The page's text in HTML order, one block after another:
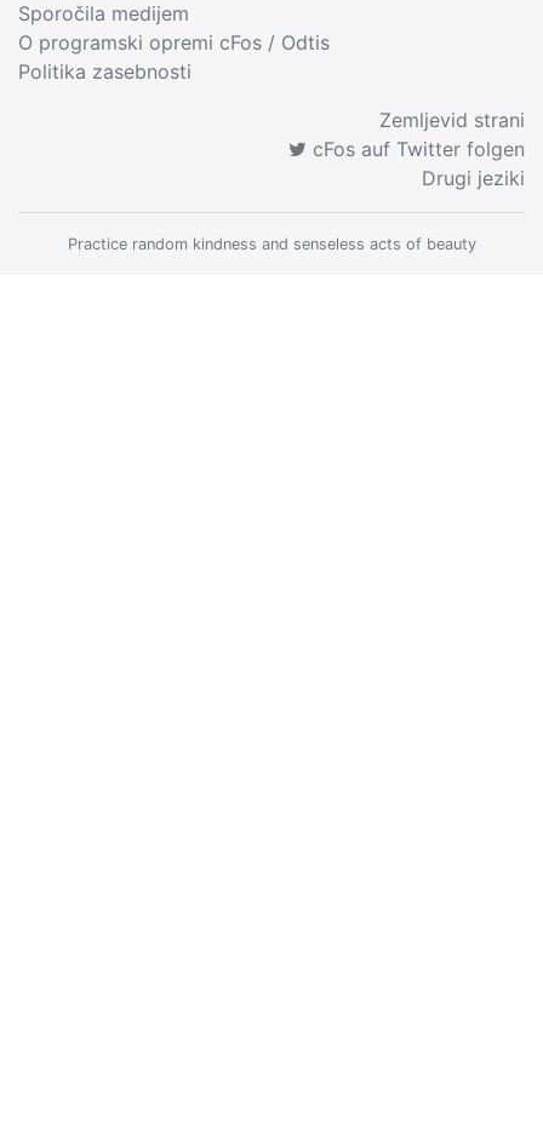
Sporočila medijem
O programski opremi cFos / Odtis
Politika zasebnosti
Zemljevid strani
cFos auf Twitter folgen
Drugi jeziki
Practice random kindness and senseless acts of beauty